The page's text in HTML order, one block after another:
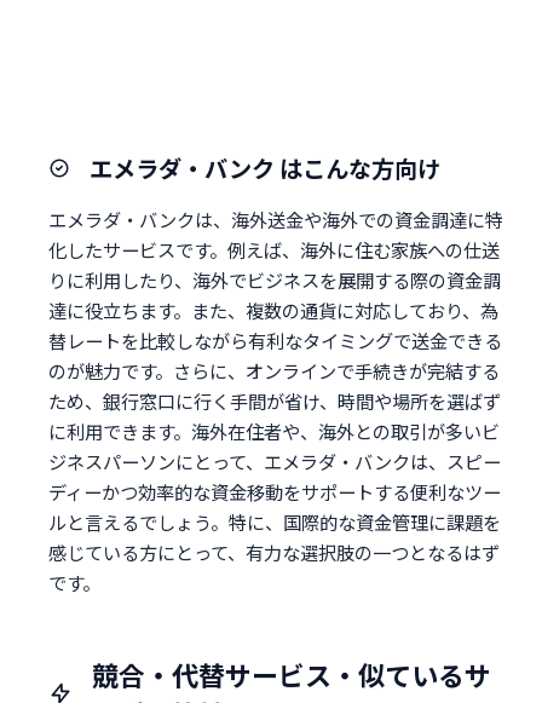
エメラダ・バンク はこんな方向け
エメラダ・バンクは、海外送金や海外での資金調達に特
化したサービスです。例えば、海外に住む家族への仕送
りに利用したり、海外でビジネスを展開する際の資金調
達に役立ちます。また、複数の通貨に対応しており、為
替レートを比較しながら有利なタイミングで送金できる
のが魅力です。さらに、オンラインで手続きが完結する
ため、銀行窓口に行く手間が省け、時間や場所を選ばず
に利用できます。海外在住者や、海外との取引が多いビ
ジネスパーソンにとって、エメラダ・バンクは、スピー
ディーかつ効率的な資金移動をサポートする便利なツー
ルと言えるでしょう。特に、国際的な資金管理に課題を
感じている方にとって、有力な選択肢の一つとなるはず
です。
競合・代替サービス・似ているサ